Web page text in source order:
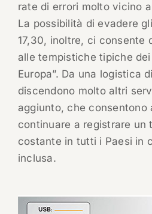
rate di errori molto vicino
La possibilità di evadere
17,30, inoltre, ci consente
alle tempistiche tipiche dei
Europa”. Da una logistica
discendono molto altri
aggiunto, che consentono
continuare a registrare un
costante in tutti i Paesi in
inclusa.